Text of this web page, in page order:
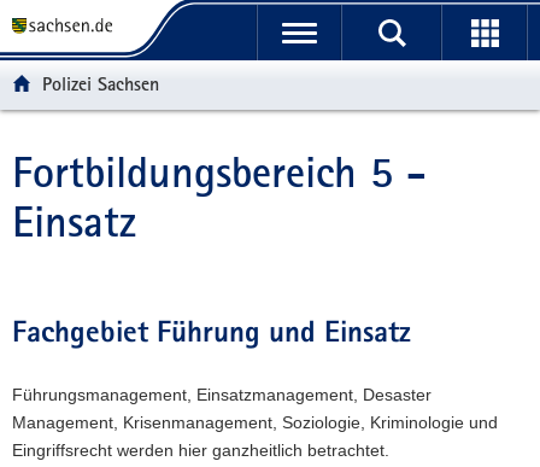
t
ü
b
e
r
e
f
e
n
t
n
a
v
a
o
n
p
n
h
a
t
e
I
n
r
m
t
i
o
t
-
B
e
i
c
Polizei Sachsen
Hauptinhalt
Fortbildungsbereich 5 -
Einsatz
Fachgebiet Führung und Einsatz
Führungsmanagement, Einsatzmanagement, Desaster
Management, Krisenmanagement, Soziologie, Kriminologie und
Eingriffsrecht werden hier ganzheitlich betrachtet.